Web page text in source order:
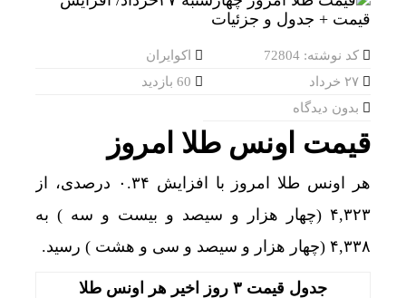
کد نوشته: 72804
اکوایران
بدون دیدگاه
قیمت اونس طلا امروز
هر اونس طلا امروز با افزایش ۰.۳۴ درصدی، از
۴,۳۲۳ (چهار هزار و سیصد و بیست و سه ) به
۴,۳۳۸ (چهار هزار و سیصد و سی و هشت ) رسید.
جدول قیمت ۳ روز اخیر هر اونس طلا